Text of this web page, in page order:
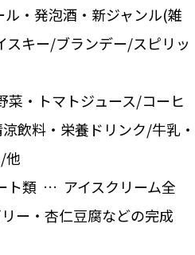
・発泡酒・新ジャンル(雑
キー/ブランデー/スピリッ
・トマトジュース/コーヒ
飲料・栄養ドリンク/牛乳・
他
ト類 … アイスクリーム全
ー・杏仁豆腐などの完成